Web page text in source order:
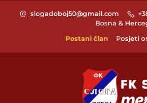
slogadoboj50@gmail.com
Bosna &
Postani član
Posjeti